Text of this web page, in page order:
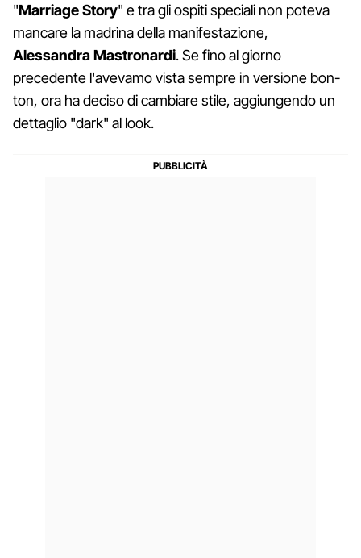
"Marriage Story" e tra gli ospiti speciali non poteva
mancare la madrina della manifestazione,
Alessandra Mastronardi. Se fino al giorno
precedente l'avevamo vista sempre in versione bon-
ton, ora ha deciso di cambiare stile, aggiungendo un
dettaglio "dark" al look.